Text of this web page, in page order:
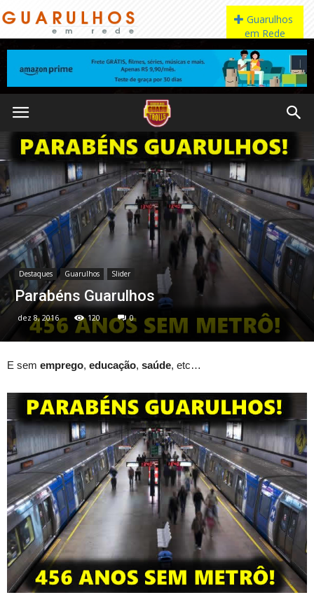
Destaques Guarulhos Slider
Parabéns Guarulhos
dez 8, 2016 120 0
E sem emprego, educação, saúde, etc…